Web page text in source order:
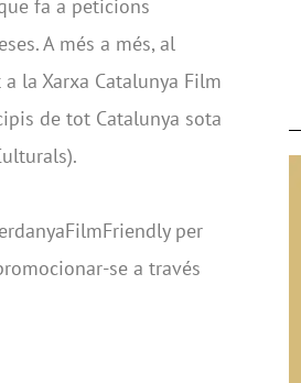
fa a peticions
A més a més, al
la Xarxa Catalunya Film
de tot Catalunya sota
per
se a través